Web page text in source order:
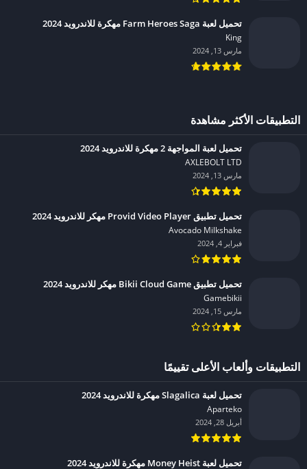
تحميل لعبة Farm Heroes Saga مهكرة للاندرويد 2024
King‏
مارس 13, 2024
التطبيقات الأكثر مشاهدة
تحميل لعبة المواجهة 2 مهكرة للاندرويد 2024
AXLEBOLT LTD‏
مارس 13, 2024
تحميل تطبيق Provid Video Player مهكر للاندرويد 2024
Avocado Milkshake‏
فبراير 4, 2024
تحميل تطبيق Bikii Cloud Game مهكر للاندرويد 2024
Gamebikii‏
مارس 15, 2024
التطبيقات وألعاب الأعلى تقييمًا
تحميل لعبة Slagalica مهكرة للاندرويد 2024
Aparteko‏
أبريل 28, 2024
تحميل لعبة Money Heist مهكرة للاندرويد 2024